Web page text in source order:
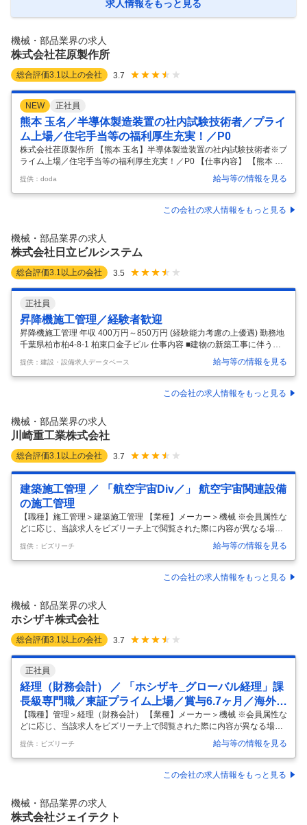
保安管理業務、警備管理業務、各種契約書管理業務、工場内外施設管理
てきた…
求人情報をもっと見る
機械・部品業界の求人
株式会社荏原製作所
総合評価3.1 以上の会社 3.7
NEW 正社員
熊本 玉名／半導体製造装置の社内試験技術者／プライ
ム上場／住宅手当等の福利厚生充実！／P0
株式会社荏原製作所 【熊本 玉名】半導体製造装置の社内試験技術者※プ
ライム上場／住宅手当等の福利厚生充実！／P0 【仕事内容】 【熊本 玉
名】半導体製造装置の社内試験技術者※プライム上場／住宅手当等の福
利厚生充実！／P0 【具体的な仕事内容】 【安定経営基盤×半導体装置の
成長事業】【福利厚生・住宅補助充実】～世界シェア2位！主力製品半
導体製造装置（CMP）・ドライ真空ポンプ／最も成長投資が集中する半
導体製造装置の組立・配線および試験工程の業務をお任せします。 入社
後はまず社内での試験業務に従事いただきますが、将来的には組立・配
…
提供：doda 給与等の情報を見る
この会社の求人情報をもっと見る
機械・部品業界の求人
株式会社日立ビルシステム
総合評価3.1 以上の会社 3.5
正社員
昇降機施工管理／経験者歓迎
昇降機施工管理 年収 400万円～850万円 (経験能力考慮の上優遇) 勤務地
千葉県柏市柏4-8-1 柏東口金子ビル 仕事内容 ■建物の新築工事に伴う新
設工事、および、既存の建物のリニューアル工事における昇降機施工の
現場管理を担当していただきます。 【具体的には】 ・昇降機工事現場施
工前の現場調査、元請や顧客との打合せ ・元請官公庁工事の現場代理人
・安全書類、施工計画の作成 ・部品、機材などの手配 ・施工中現場の安
に該当する方 ・機電系の履修経験のある方 ・施工管理や設備管理経験の
ある方 【歓迎要件】 ・施工管理・現場代
提供：建設・設備求人データベース 給与等の情報を見る
この会社の求人情報をもっと見る
機械・部品業界の求人
川崎重工業株式会社
総合評価3.1 以上の会社 3.7
建築施工管理 ／ 「航空宇宙Div／」 航空宇宙関連設備
の施工管理
【職種】施工管理＞建築施工管理 【業種】メーカー＞機械 ※会員属性な
どに応じ、当該求人をビズリーチ上で閲覧された際に内容が異なる場合
があります 航空宇宙システムカンパニー（航空宇宙Div.）にて、 パイロ
ットの飛行訓練に使用されるフライトシミュレーターをはじめとした各
種訓練機器、航空機の整備作業台など航空宇宙関連地上設備／機器等の
国内据付工事（施工管理業務）をご担当いただきます。 ～具体的には～
管理 ・予算管理・品質管理・コスト管理・安全管理等の建設工事マネジ
メント業務 ・航空宇宙関連地上設備／機器の国内据付工事における施工
管理…
提供：ビズリーチ 給与等の情報を見る
この会社の求人情報をもっと見る
機械・部品業界の求人
ホシザキ株式会社
総合評価3.1 以上の会社 3.7
正社員
経理（財務会計） ／ 「ホシザキ_グローバル経理」課
長級専門職／東証プライム上場／賞与6.7ヶ月／海外売
上比率50％
【職種】管理＞経理（財務会計） 【業種】メーカー＞機械 ※会員属性な
どに応じ、当該求人をビズリーチ上で閲覧された際に内容が異なる場合
があります 【ホシザキ株式会社について】 『ペンギンマーク』が目印の
製氷機や冷蔵庫など、フードサービス機器を中心に扱う"ホシザキグルー
プ"。 国内シェアトップクラスで、飲食店はもちろん、病院・介護施
設・学校・保育園など、業務用製品でありながら、生活の身近な場所で
「オリジナル製品を持たない企業に飛躍はない」をモットーに、これま
でモノづくりの「極限への挑戦」を果敢に続け、新しい技術と創造力で
製氷機を…
提供：ビズリーチ 給与等の情報を見る
この会社の求人情報をもっと見る
機械・部品業界の求人
株式会社ジェイテクト